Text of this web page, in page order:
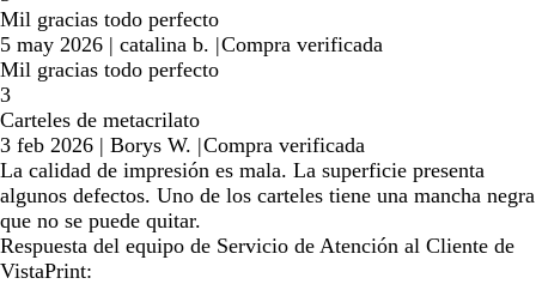
Mil gracias todo perfecto
5 may 2026 | catalina b. |Compra verificada
Mil gracias todo perfecto
3
Carteles de metacrilato
3 feb 2026 | Borys W. |Compra verificada
La calidad de impresión es mala. La superficie presenta
algunos defectos. Uno de los carteles tiene una mancha negra
que no se puede quitar.
Respuesta del equipo de Servicio de Atención al Cliente de
VistaPrint: